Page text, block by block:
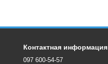
Контактная информация
097 600-54-57